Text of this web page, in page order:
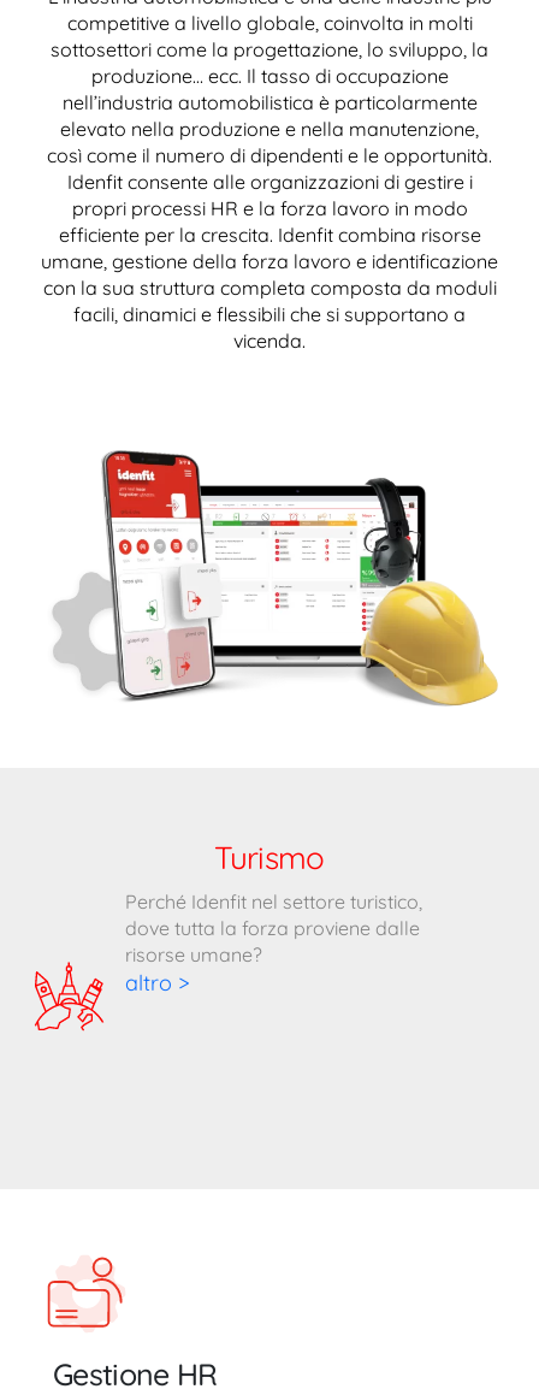
competitive a livello globale, coinvolta in molti
sottosettori come la progettazione, lo sviluppo, la
produzione… ecc. Il tasso di occupazione
nell’industria automobilistica è particolarmente
elevato nella produzione e nella manutenzione,
così come il numero di dipendenti e le opportunità.
Idenfit consente alle organizzazioni di gestire i
propri processi HR e la forza lavoro in modo
efficiente per la crescita. Idenfit combina risorse
umane, gestione della forza lavoro e identificazione
con la sua struttura completa composta da moduli
facili, dinamici e flessibili che si supportano a
vicenda.
Turismo
Perché Idenfit nel settore turistico,
dove tutta la forza proviene dalle
risorse umane?
altro >
Gestione HR